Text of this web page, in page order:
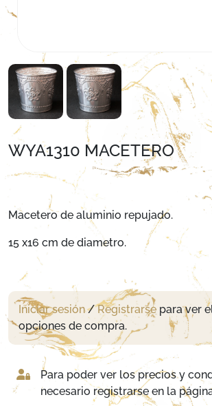
WYA1310 MACETERO
Macetero de aluminio repujado.
15 x16 cm de diametro.
Iniciar sesión/Registrarse para ver
opciones de compra.
Para poder ver los precios y
necesario registrarse en la